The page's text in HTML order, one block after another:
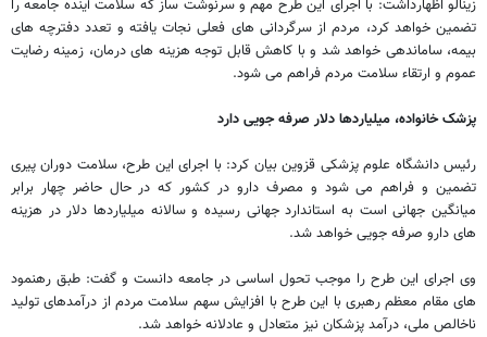
زینالو اظهارداشت: با اجرای این طرح مهم و سرنوشت ساز که سلامت آینده جامعه را
تضمین خواهد کرد، مردم از سرگردانی های فعلی نجات یافته و تعدد دفترچه های
بیمه، ساماندهی خواهد شد و با کاهش قابل توجه هزینه های درمان، زمینه رضایت
عموم و ارتقاء سلامت مردم فراهم می شود.
پزشک خانواده، میلیاردها دلار صرفه جویی دارد
رئیس دانشگاه علوم پزشکی قزوین بیان کرد: با اجرای این طرح، سلامت دوران پیری
تضمین و فراهم می شود و مصرف دارو در کشور که در حال حاضر چهار برابر
میانگین جهانی است به استاندارد جهانی رسیده و سالانه میلیاردها دلار در هزینه
های دارو صرفه جویی خواهد شد.
وی اجرای این طرح را موجب تحول اساسی در جامعه دانست و گفت: طبق رهنمود
های مقام معظم رهبری با این طرح با افزایش سهم سلامت مردم از درآمدهای تولید
ناخالص ملی، درآمد پزشکان نیز متعادل و عادلانه خواهد شد.